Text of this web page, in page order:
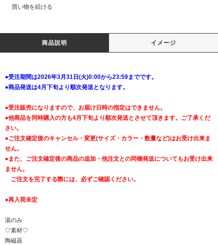
買い物を続ける
商品説明 イメージ
●受注期間は2026年3月31日(火)0:00から23:59までです。
●商品発送は4月下旬より順次発送となります。
●受注販売になりますので、お届け日時の指定はできません。
●他商品を同時購入の方も4月下旬より順次発送とさせて頂きます。ご了承くだ
さい。
●ご注文確定後のキャンセル・変更(サイズ・カラー・数量など)はお受け出来ま
せん。
●また、ご注文確定後の商品の追加・他注文との同梱発送についてもお受け出来
ません。
ご注文を完了する際には、必ずご確認ください。
●再入荷未定
湯のみ
♡素材♡
陶磁器